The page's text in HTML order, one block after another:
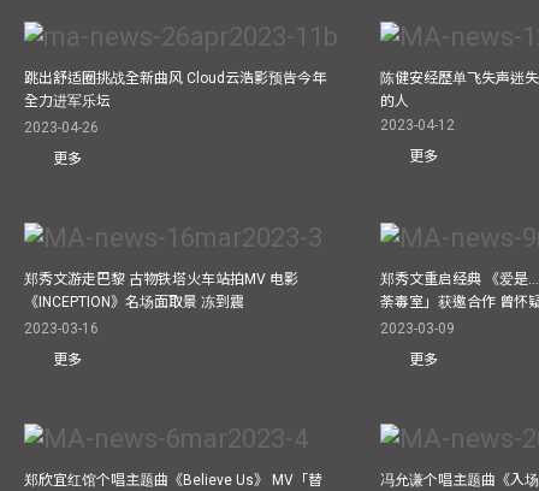
跳出舒适圈挑战全新曲风 Cloud云浩影预告今年
全力进军乐坛
2023-04-26
更多
陈健安经歷单飞失声迷
的人
2023-04-12
更多
郑秀文游走巴黎 古物铁塔火车站拍MV 电影
《INCEPTION》名场面取景 冻到震
2023-03-16
更多
郑秀文重启经典 《爱是
荼毒室」获邀合作 曾怀
2023-03-09
更多
郑欣宜红馆个唱主题曲《Believe Us》 MV「替
冯允谦个唱主题曲《入